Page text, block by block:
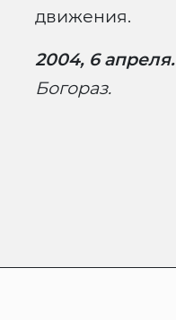
движения.
2004, 6 апреля.
Богораз.